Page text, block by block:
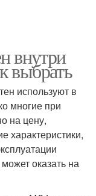
внутри
выбрать
используют в
многие при
на цену,
характеристики,
оказать на